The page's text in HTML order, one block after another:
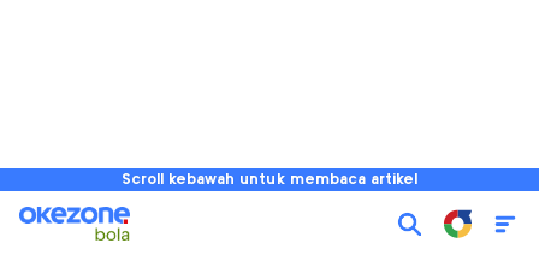
Scroll kebawah untuk membaca artikel